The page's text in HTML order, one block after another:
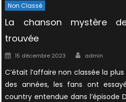
Non Classé
La chanson mystère
trouvée
Posted
15 décembre 2023 Author
admin
C’était l’affaire non classée la
des années, les fans ont
country entendue dans l’épisode